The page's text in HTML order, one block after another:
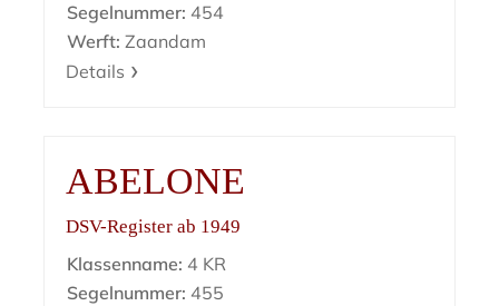
Segelnummer: 454
Werft: Zaandam
Details
ABELONE
DSV-Register ab 1949
Klassenname: 4 KR
Segelnummer: 455